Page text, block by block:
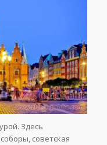
Здесь
советская